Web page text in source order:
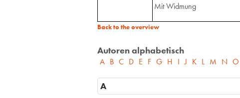
Mit Widmung
Back to the overview
Autoren alphabetisch
A B C D E F G H I J K L M N O
A